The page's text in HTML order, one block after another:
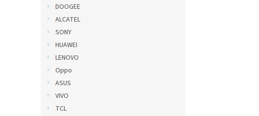
DOOGEE
ALCATEL
SONY
HUAWEI
LENOVO
Oppo
ASUS
VIVO
TCL